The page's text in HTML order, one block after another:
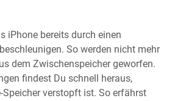
iPhone bereits durch einen
So werden nicht mehr
dem Zwischenspeicher geworfen.
findest Du schnell heraus,
Speicher verstopft ist. So erfährst